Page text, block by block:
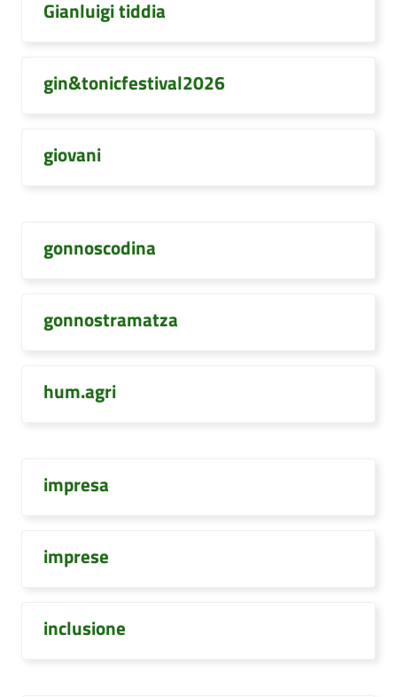
Gianluigi tiddia
gin&tonicfestival2026
giovani
gonnoscodina
gonnostramatza
hum.agri
impresa
imprese
inclusione